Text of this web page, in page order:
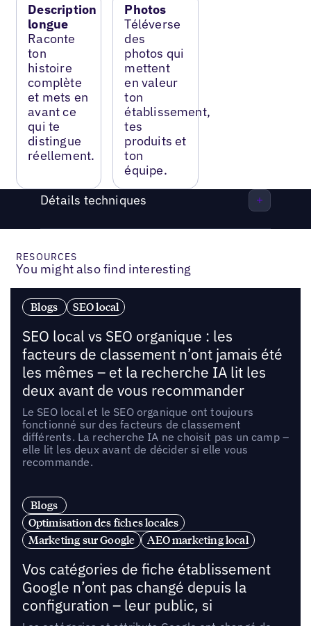
Description
longue
Raconte
ton
histoire
complète
et mets en
avant ce
qui te
distingue
réellement.
Photos
Téléverse
des
photos qui
mettent
en valeur
ton
établissement,
tes
produits et
ton
équipe.
Détails techniques
RESOURCES
You might also find interesting
Blogs SEO local
SEO local vs SEO organique : les
facteurs de classement n’ont jamais été
les mêmes – et la recherche IA lit les
deux avant de vous recommander
Le SEO local et le SEO organique ont toujours
fonctionné sur des facteurs de classement
différents. La recherche IA ne choisit pas un camp –
elle lit les deux avant de décider si elle vous
recommande.
Blogs
Optimisation des fiches locales
Marketing sur Google
AEO marketing local
Vos catégories de fiche établissement
Google n’ont pas changé depuis la
configuration – leur public, si